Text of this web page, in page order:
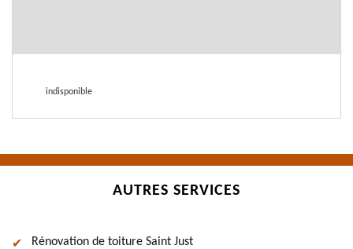
indisponible
AUTRES SERVICES
Rénovation de toiture Saint Just